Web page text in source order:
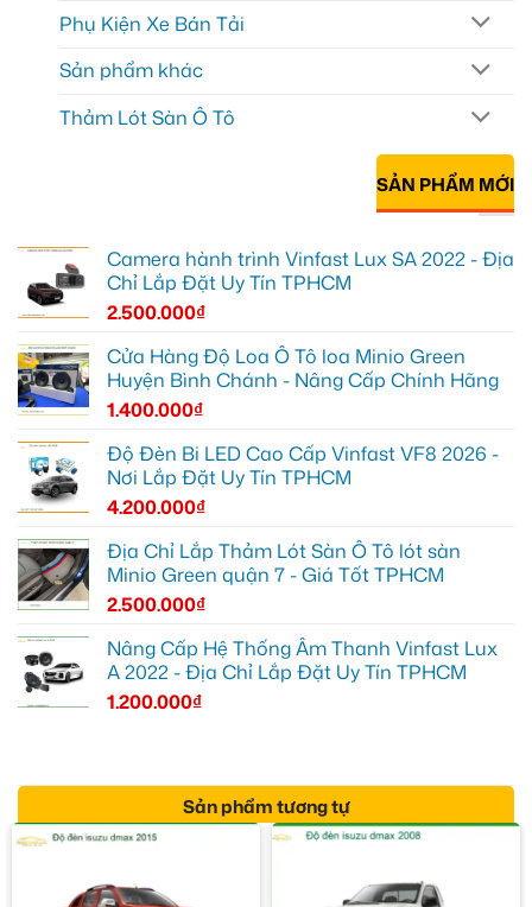
Phụ Kiện Xe Bán Tải
Sản phẩm khác
Thảm Lót Sàn Ô Tô
SẢN PHẨM MỚI
Camera hành trình Vinfast Lux SA 2022 - Địa
Chỉ Lắp Đặt Uy Tín TPHCM
2.500.000₫
Cửa Hàng Độ Loa Ô Tô loa Minio Green
Huyện Bình Chánh - Nâng Cấp Chính Hãng
1.400.000₫
Độ Đèn Bi LED Cao Cấp Vinfast VF8 2026 -
Nơi Lắp Đặt Uy Tín TPHCM
4.200.000₫
Địa Chỉ Lắp Thảm Lót Sàn Ô Tô lót sàn
Minio Green quận 7 - Giá Tốt TPHCM
2.500.000₫
Nâng Cấp Hệ Thống Âm Thanh Vinfast Lux
A 2022 - Địa Chỉ Lắp Đặt Uy Tín TPHCM
1.200.000₫
Sản phẩm tương tự